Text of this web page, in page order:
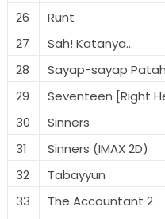
26
Runt
27
Sah! Katanya...
28
Sayap-sayap Patah
29
Seventeen [Right
30
Sinners
31
Sinners (IMAX 2D)
32
Tabayyun
33
The Accountant 2